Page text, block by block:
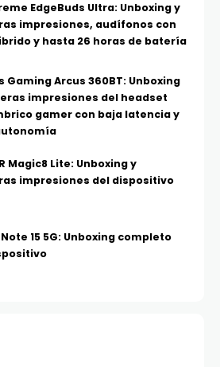
EdgeBuds Ultra: Unboxing y
impresiones, audífonos con
y hasta 26 horas de batería
Gaming Arcus 360BT: Unboxing
impresiones del headset
gamer con baja latencia y
Magic8 Lite: Unboxing y
impresiones del dispositivo
Note 15 5G: Unboxing completo